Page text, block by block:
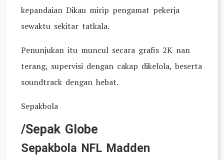
kepandaian Dikau mirip pengamat pekerja
sewaktu sekitar tatkala.
Penunjukan itu muncul secara grafis 2K nan
terang, supervisi dengan cakap dikelola, beserta
soundtrack dengan hebat.
Sepakbola
/Sepak Globe
Sepakbola NFL Madden